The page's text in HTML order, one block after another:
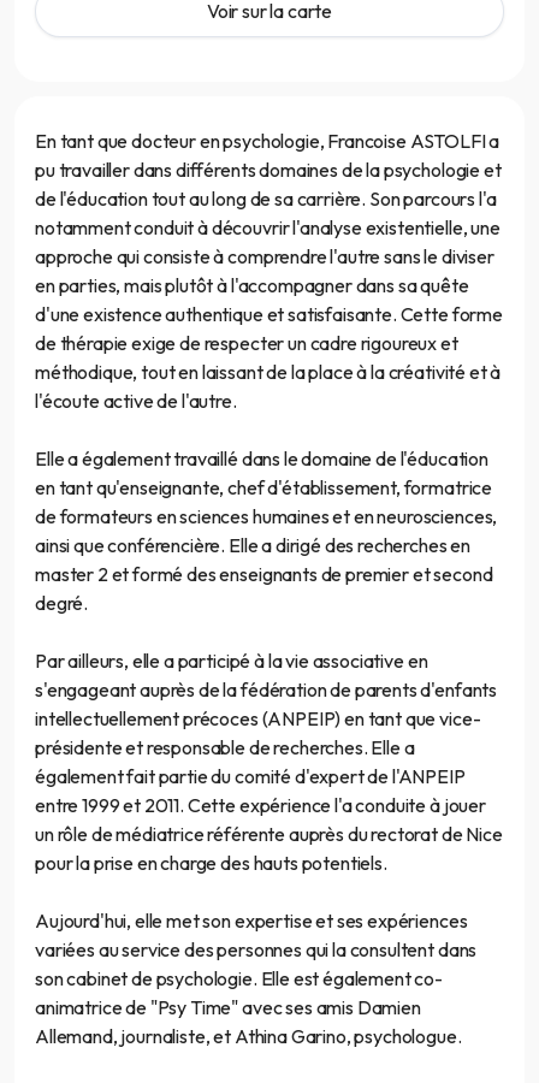
Voir sur la carte
En tant que docteur en psychologie, Francoise ASTOLFI a
pu travailler dans différents domaines de la psychologie et
de l'éducation tout au long de sa carrière. Son parcours l'a
notamment conduit à découvrir l'analyse existentielle, une
approche qui consiste à comprendre l'autre sans le diviser
en parties, mais plutôt à l'accompagner dans sa quête
d'une existence authentique et satisfaisante. Cette forme
de thérapie exige de respecter un cadre rigoureux et
méthodique, tout en laissant de la place à la créativité et à
l'écoute active de l'autre.
Elle a également travaillé dans le domaine de l'éducation
en tant qu'enseignante, chef d'établissement, formatrice
de formateurs en sciences humaines et en neurosciences,
ainsi que conférencière. Elle a dirigé des recherches en
master 2 et formé des enseignants de premier et second
degré.
Par ailleurs, elle a participé à la vie associative en
s'engageant auprès de la fédération de parents d'enfants
intellectuellement précoces (ANPEIP) en tant que vice-
présidente et responsable de recherches. Elle a
également fait partie du comité d'expert de l'ANPEIP
entre 1999 et 2011. Cette expérience l'a conduite à jouer
un rôle de médiatrice référente auprès du rectorat de Nice
pour la prise en charge des hauts potentiels.
Aujourd'hui, elle met son expertise et ses expériences
variées au service des personnes qui la consultent dans
son cabinet de psychologie. Elle est également co-
animatrice de "Psy Time" avec ses amis Damien
Allemand, journaliste, et Athina Garino, psychologue.